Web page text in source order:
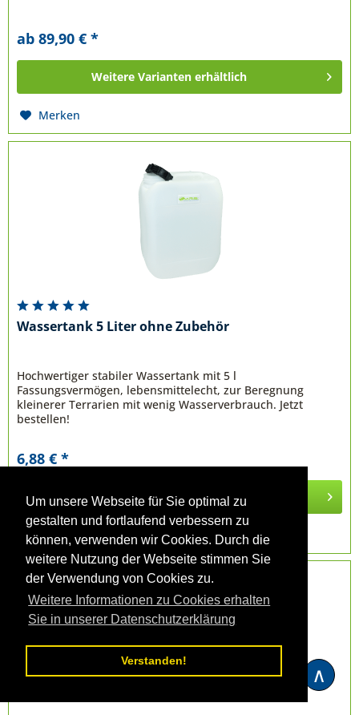
Um unsere Webseite für Sie optimal zu
gestalten und fortlaufend verbessern zu
können, verwenden wir Cookies. Durch die
weitere Nutzung der Webseite stimmen Sie
der Verwendung von Cookies zu.
Weitere Informationen zu Cookies erhalten
Sie in unserer Datenschutzerklärung
Verstanden!
ab 89,90 € *
Weitere Varianten erhältlich
Merken
Wassertank 5 Liter ohne Zubehör
Hochwertiger stabiler Wassertank mit 5 l
Fassungsvermögen, lebensmittelecht, zur Beregnung
kleinerer Terrarien mit wenig Wasserverbrauch. Jetzt
bestellen!
6,88 € *
In den Warenkorb
Merken
∧